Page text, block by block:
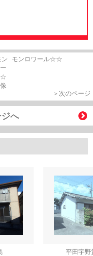
モンロワール☆☆
＞次のページ
へ
平田宇野